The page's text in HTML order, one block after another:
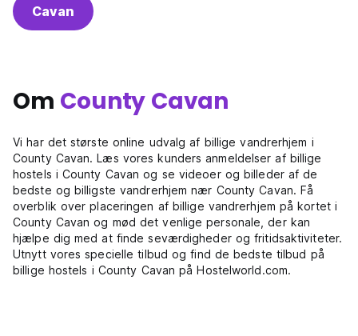
Cavan
Om County Cavan
Vi har det største online udvalg af billige vandrerhjem i
County Cavan. Læs vores kunders anmeldelser af billige
hostels i County Cavan og se videoer og billeder af de
bedste og billigste vandrerhjem nær County Cavan. Få
overblik over placeringen af billige vandrerhjem på kortet i
County Cavan og mød det venlige personale, der kan
hjælpe dig med at finde seværdigheder og fritidsaktiviteter.
Utnytt vores specielle tilbud og find de bedste tilbud på
billige hostels i County Cavan på Hostelworld.com.